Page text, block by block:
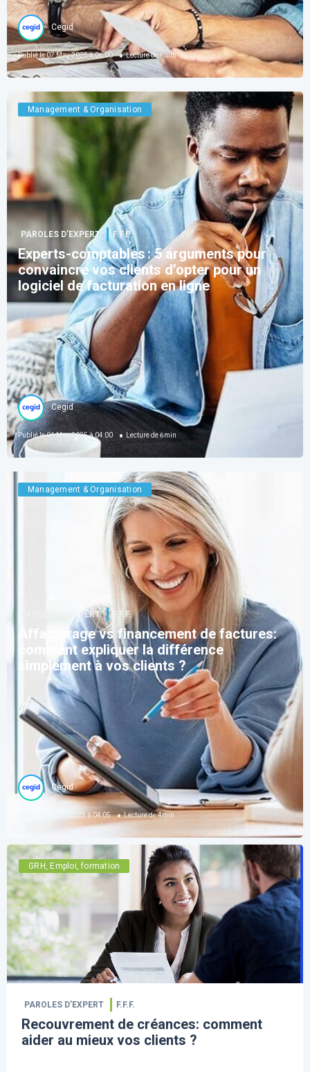
Cegid
Publié le07 May 2025 à 06:00 Lecture de 6min
Management & Organisation
PAROLES D’EXPERT F.F.F.
Experts-comptables : 5 arguments pour
convaincre vos clients d’opter pour un
logiciel de facturation en ligne
Cegid
Publié le01 May 2025 à 04:00 Lecture de 6min
Management & Organisation
PAROLES D’EXPERT F.F.F.
Affacturage vs financement de factures:
comment expliquer la différence
simplement à vos clients ?
Cegid
21 Apr 2025 à 04:05 Lecture de4min
GRH, Emploi, formation
PAROLES D’EXPERT F.F.F.
Recouvrement de créances: comment
aider au mieux vos clients ?